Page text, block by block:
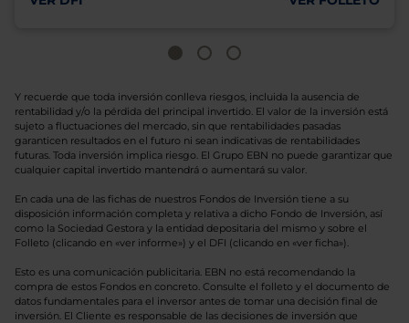
Y recuerde que toda inversión conlleva riesgos, incluida la ausencia de
rentabilidad y/o la pérdida del principal invertido. El valor de la inversión está
sujeto a fluctuaciones del mercado, sin que rentabilidades pasadas
garanticen resultados en el futuro ni sean indicativas de rentabilidades
futuras. Toda inversión implica riesgo. El Grupo EBN no puede garantizar que
cualquier capital invertido mantendrá o aumentará su valor.
En cada una de las fichas de nuestros Fondos de Inversión tiene a su
disposición información completa y relativa a dicho Fondo de Inversión, así
como la Sociedad Gestora y la entidad depositaria del mismo y sobre el
Folleto (clicando en «ver informe») y el DFI (clicando en «ver ficha»).
Esto es una comunicación publicitaria. EBN no está recomendando la
compra de estos Fondos en concreto. Consulte el folleto y el documento de
datos fundamentales para el inversor antes de tomar una decisión final de
inversión. El Cliente es responsable de las decisiones de inversión que